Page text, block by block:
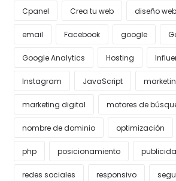
Cpanel Crea tu web diseño web
email Facebook google
Google Analytics Hosting
Instagram JavaScript
marketing digital motores de
nombre de dominio optimización
php posicionamiento
redes sociales responsivo